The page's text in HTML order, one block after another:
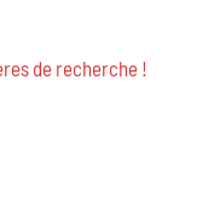
de recherche !